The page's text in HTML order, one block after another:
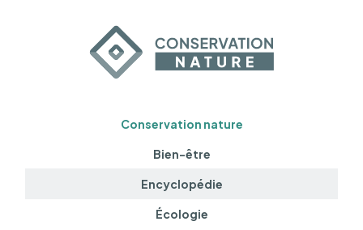
Conservation nature
Bien-être
Encyclopédie
Écologie